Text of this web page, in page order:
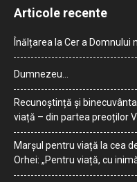
Articole recente
Înălțarea la Cer a Domnului
Dumnezeu…
Recunoștință și
viață – din partea preoților
Marșul pentru viață la cea
Orhei: „Pentru viață, cu